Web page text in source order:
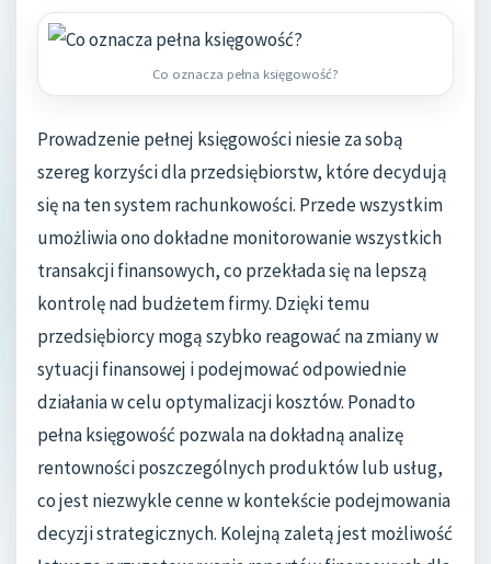
Co oznacza pełna księgowość?
Prowadzenie pełnej księgowości niesie za sobą
szereg korzyści dla przedsiębiorstw, które decydują
się na ten system rachunkowości. Przede wszystkim
umożliwia ono dokładne monitorowanie wszystkich
transakcji finansowych, co przekłada się na lepszą
kontrolę nad budżetem firmy. Dzięki temu
przedsiębiorcy mogą szybko reagować na zmiany w
sytuacji finansowej i podejmować odpowiednie
działania w celu optymalizacji kosztów. Ponadto
pełna księgowość pozwala na dokładną analizę
rentowności poszczególnych produktów lub usług,
co jest niezwykle cenne w kontekście podejmowania
decyzji strategicznych. Kolejną zaletą jest możliwość